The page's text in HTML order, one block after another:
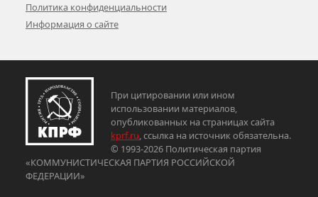
Политика конфиденциальности
Информация о сайте
При цитировании или ином
использовании материалов,
опубликованных на страницах сайта
kprf.ru, ссылка на источник обязательна.
© 1993-2026 Политическая партия
«КОММУНИСТИЧЕСКАЯ ПАРТИЯ РОССИЙСКОЙ
ФЕДЕРАЦИИ»